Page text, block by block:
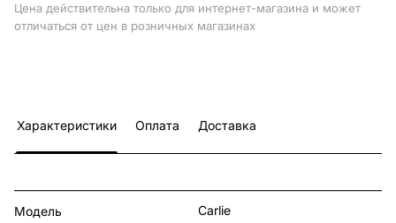
Цена действительна только для интернет-магазина и может
отличаться от цен в розничных магазинах
Характеристики Оплата Доставка
Модель Carlie